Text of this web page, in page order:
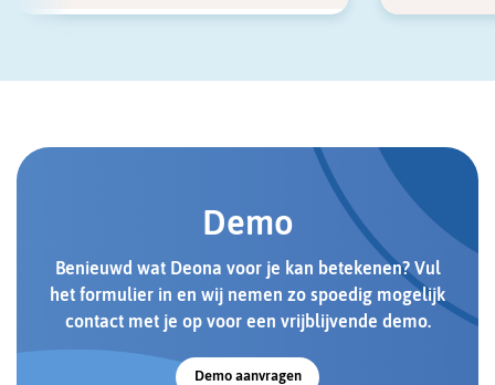
Demo
Benieuwd wat Deona voor je kan betekenen? Vul
het formulier in en wij nemen zo spoedig mogelijk
contact met je op voor een vrijblijvende demo.
Demo aanvragen